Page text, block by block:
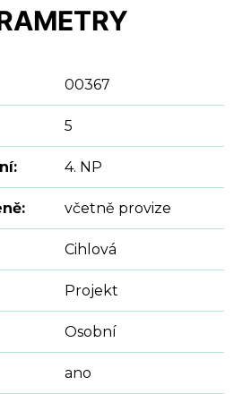
00367
5
4. NP
včetně provize
Cihlová
Projekt
Osobní
ano